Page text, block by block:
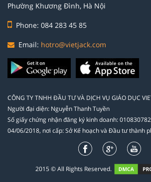
Phường Khương Đình, Hà Nội
Phone: 084 283 45 85
Email: hotro@vietjack.com
CÔNG TY TNHH ĐẦU TƯ VÀ DỊCH VỤ GIÁO DỤC
Người đại diện: Nguyễn Thanh Tuyền
Số giấy chứng nhận đăng ký kinh doanh:
04/06/2018, nơi cấp: Sở Kế hoạch và Đầu tư thành
2015 © All Rights Reserved.